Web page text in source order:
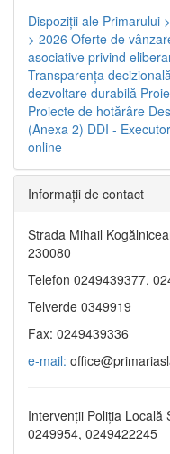
Dispoziţii ale Primarului
> 2026 Oferte de
asociative privind
Transparenţa decizională
dezvoltare durabilă
Proiecte de hotărâre
(Anexa 2) DDI -
online
Informaţii de contact
Strada Mihail
230080
Telefon 0249439377,
Telverde 0349919
Fax: 0249439336
e-mail:
Intervenții Poliția Locală
0249954, 0249422245